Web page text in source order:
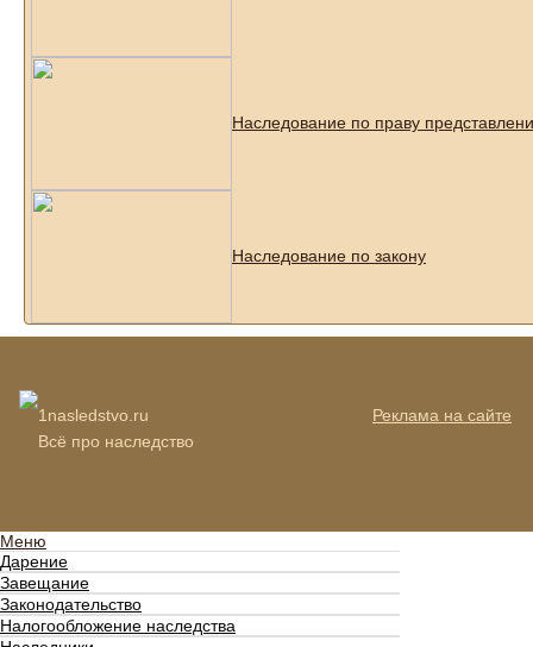
Наследование по праву
Наследование по закону
1nasledstvo.ru
Всё про наследство
Реклама на сайте
Меню
Дарение
Завещание
Законодательство
Налогообложение наследства